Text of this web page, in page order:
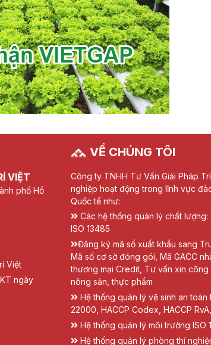
VIỆT
phố Hồ
Việt
ngày
VỀ CHÚNG TÔI
Công ty TNHH Tư Vấn Giải Pháp
nghiệp hoạt động trong lĩnh vực
Quốc tế như:
Các hệ thống quản lý chất lượng:
ISO 13485
Đăng ký mã số xuất khẩu sang
Mã số cơ sở đóng gói, Mã GACC
thương mại Credit, Tư vấn xin
nông sản, thực phẩm
Hệ thống quản lý vệ sinh an toàn
22000, HACCP Codex, HACCP
Hệ thống quản lý môi trường ISO
Hệ thống quản lý phòng thí